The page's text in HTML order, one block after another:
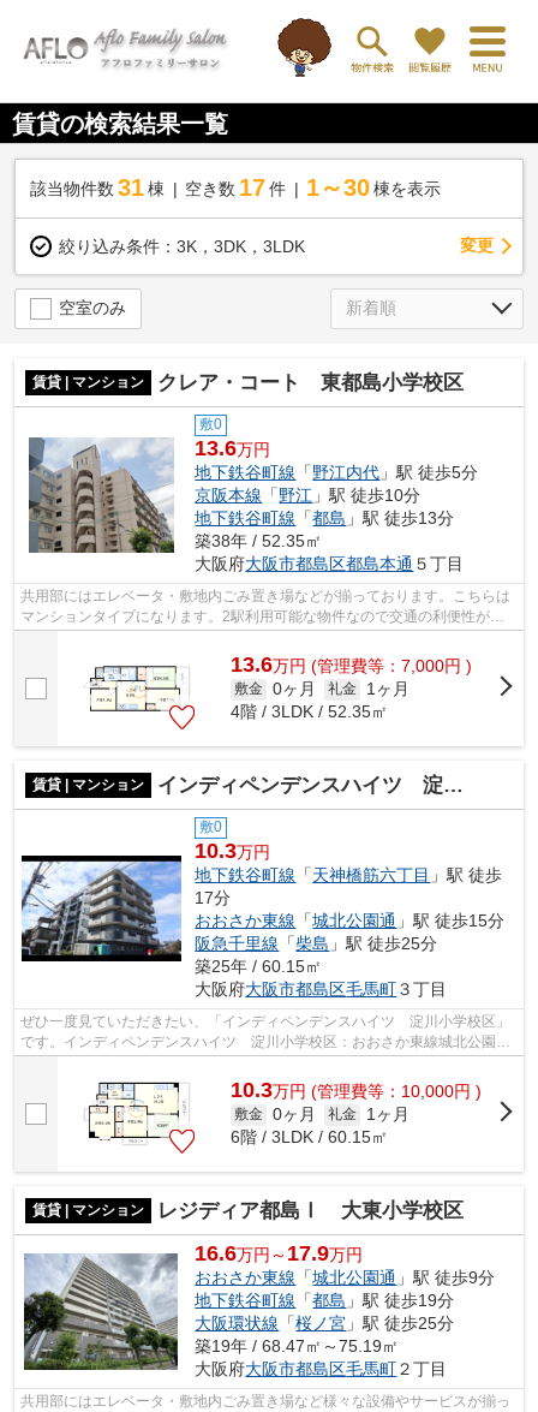
賃貸の検索結果一覧
該当物件数 31棟 空き数 17 件 1～30 棟を表示
絞り込み条件： 3K，3DK，3LDK 変更
空室のみ
賃貸 | マンション クレア・コート 東都島小学校区
敷0
13.6万円
地下鉄谷町線 「野江内代 」駅 徒歩5分
京阪本線 「野江 」駅 徒歩10分
地下鉄谷町線 「都島 」駅 徒歩13分
築38年 / 52.35㎡
大阪府大阪市都島区都島本通 ５丁目
共用部にはエレベータ・敷地内ごみ置き場などが揃っております。こちらは
マンションタイプになります。2駅利用可能な物件なので交通の利便性が良
いのが魅力です。高層階なら景色を眺め...
13.6万円 (管理費等：7,000円 )
敷金 0ヶ月 礼金
1ヶ月
4階 / 3LDK / 52.35㎡
賃貸 | マンション インディペンデンスハイツ 淀川小学校区
敷0
10.3万円
地下鉄谷町線 「天神橋筋六丁目 」駅 徒歩
17分
おおさか東線 「城北公園通 」駅 徒歩15分
阪急千里線 「柴島 」駅 徒歩25分
築25年 / 60.15㎡
大阪府大阪市都島区毛馬町３丁目
ぜひ一度見ていただきたい、「インディペンデンスハイツ 淀川小学校区」
です。インディペンデンスハイツ 淀川小学校区：おおさか東線城北公園通
駅にも近くて便利。共用部には敷地内...
10.3万円 (管理費等：10,000円 )
敷金 0ヶ月 礼金
1ヶ月
6階 / 3LDK / 60.15㎡
賃貸 | マンション レジディア都島Ⅰ 大東小学校区
16.6万円～ 17.9万円
おおさか東線 「城北公園通 」駅 徒歩9分
地下鉄谷町線 「都島 」駅 徒歩19分
大阪環状線 「桜ノ宮 」駅 徒歩25分
築19年 / 68.47㎡～75.19㎡
大阪府大阪市都島区毛馬町２丁目
共用部にはエレベータ・敷地内ごみ置き場など様々な設備やサービスが揃っ